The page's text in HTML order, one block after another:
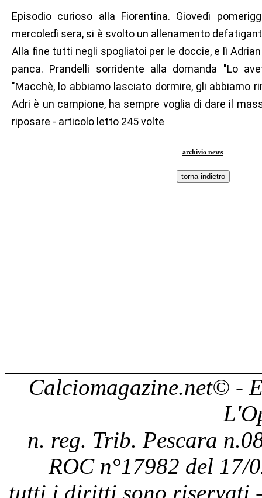
Episodio curioso alla Fiorentina. Giovedì
mercoledì sera, si è svolto un allenamento
Alla fine tutti negli spogliatoi per le doccie, e lì
panca. Prandelli sorridente alla domanda "Lo
"Macchè, lo abbiamo lasciato dormire, gli abbiamo
Adri è un campione, ha sempre voglia di dare il
riposare - articolo letto 245 volte
archivio news
Calciomagazine.net© -
n. reg. Trib. Pescara
ROC n°17982 del 17/
tutti i diritti sono riservati